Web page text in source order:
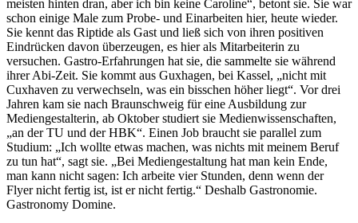
meisten hinten dran, aber ich bin keine Caroline“, betont sie. Sie war
schon einige Male zum Probe- und Einarbeiten hier, heute wieder.
Sie kennt das Riptide als Gast und ließ sich von ihren positiven
Eindrücken davon überzeugen, es hier als Mitarbeiterin zu
versuchen. Gastro-Erfahrungen hat sie, die sammelte sie während
ihrer Abi-Zeit. Sie kommt aus Guxhagen, bei Kassel, „nicht mit
Cuxhaven zu verwechseln, was ein bisschen höher liegt“. Vor drei
Jahren kam sie nach Braunschweig für eine Ausbildung zur
Mediengestalterin, ab Oktober studiert sie Medienwissenschaften,
„an der TU und der HBK“. Einen Job braucht sie parallel zum
Studium: „Ich wollte etwas machen, was nichts mit meinem Beruf
zu tun hat“, sagt sie. „Bei Mediengestaltung hat man kein Ende,
man kann nicht sagen: Ich arbeite vier Stunden, denn wenn der
Flyer nicht fertig ist, ist er nicht fertig.“ Deshalb Gastronomie.
Gastronomy Domine.